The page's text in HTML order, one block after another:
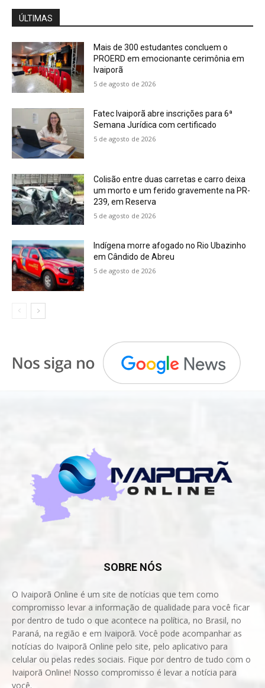
ÚLTIMAS
Mais de 300 estudantes concluem o
PROERD em emocionante cerimônia em
Ivaiporã
5 de agosto de 2026
Fatec Ivaiporã abre inscrições para 6ª
Semana Jurídica com certificado
5 de agosto de 2026
Colisão entre duas carretas e carro deixa
um morto e um ferido gravemente na PR-
239, em Reserva
5 de agosto de 2026
Indígena morre afogado no Rio Ubazinho
em Cândido de Abreu
5 de agosto de 2026
SOBRE NÓS
O Ivaiporã Online é um site de notícias que tem como
compromisso levar a informação de qualidade para você ficar
por dentro de tudo o que acontece na política, no Brasil, no
Paraná, na região e em Ivaiporã. Você pode acompanhar as
notícias do Ivaiporã Online pelo site, pelo aplicativo para
celular ou pelas redes sociais. Fique por dentro de tudo com o
Ivaiporã Online! Nosso compromisso é levar a notícia para
você.